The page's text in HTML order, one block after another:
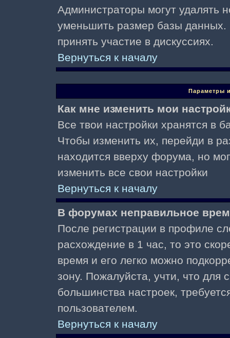
Администраторы могут удалять
уменьшить размер базы данных.
принять участие в дискуссиях.
Вернуться к началу
Параметры
Как мне изменить мои
Все твои настройки хранятся в
Чтобы изменить их, перейди в
находится вверху форума, но
изменить все свои настройки
Вернуться к началу
В форумах неправильное
После регистрации в профиле
расхождение в 1 час, то это
время и его легко можно
зону. Пожалуйста, учти, что для
большинства настроек,
пользователем.
Вернуться к началу